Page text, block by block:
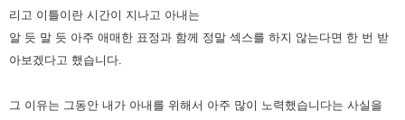
리고 이틀이란 시간이 지나고 아내는
알 듯 말 듯 아주 애매한 표정과 함께 정말 섹스를 하지 않는다면 한 번 받
아보겠다고 했습니다.
그 이유는 그동안 내가 아내를 위해서 아주 많이 노력했습니다는 사실을